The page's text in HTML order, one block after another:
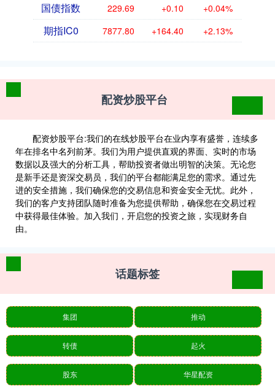
国债指数 229.69 +0.10 +0.04%
期指IC0 7877.80 +164.40 +2.13%
配资炒股平台
配资炒股平台:我们的在线炒股平台在业内享有盛誉，连续多
年在排名中名列前茅。我们为用户提供直观的界面、实时的市场
数据以及强大的分析工具，帮助投资者做出明智的决策。无论您
是新手还是资深交易员，我们的平台都能满足您的需求。通过先
进的安全措施，我们确保您的交易信息和资金安全无忧。此外，
我们的客户支持团队随时准备为您提供帮助，确保您在交易过程
中获得最佳体验。加入我们，开启您的投资之旅，实现财务自
由。
话题标签
集团 推动
转债 起火
股东 华星配资